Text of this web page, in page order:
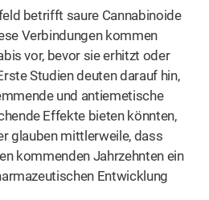
betrifft saure Cannabinoide
Verbindungen kommen
vor, bevor sie erhitzt oder
Studien deuten darauf hin,
und antiemetische
Effekte bieten könnten,
glauben mittlerweile, dass
kommenden Jahrzehnten ein
Entwicklung